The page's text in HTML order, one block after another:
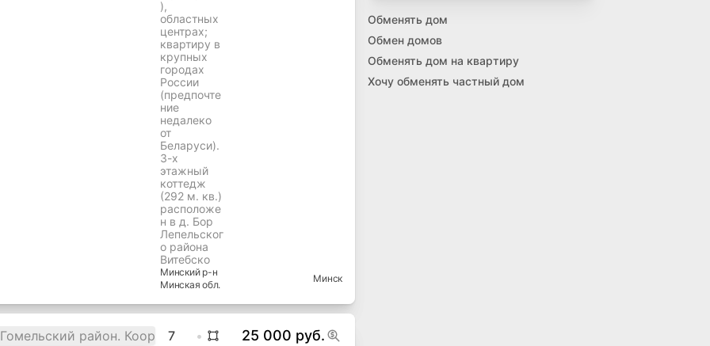
),
областных
центрах;
квартиру в
крупных
городах
России
(предпочте
ние
недалеко
от
Беларуси).
3-х
этажный
коттедж
(292 м. кв.)
расположе
н в д. Бор
Лепельског
о района
Витебско
Минскийр-н
Минская обл.
Минск
7
25 000 руб.
Обменять дом
Обмен домов
Обменять дом на квартиру
Хочу обменять частный дом